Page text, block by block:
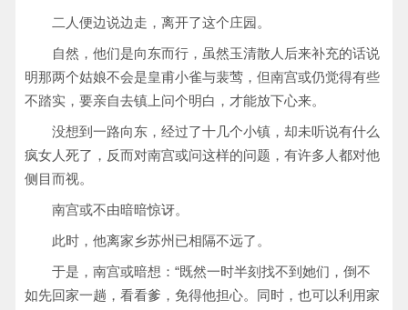
二人便边说边走，离开了这个庄园。
自然，他们是向东而行，虽然玉清散人后来补充的话说
明那两个姑娘不会是皇甫小雀与裴莺，但南宫或仍觉得有些
不踏实，要亲自去镇上问个明白，才能放下心来。
没想到一路向东，经过了十几个小镇，却未听说有什么
疯女人死了，反而对南宫或问这样的问题，有许多人都对他
侧目而视。
南宫或不由暗暗惊讶。
此时，他离家乡苏州已相隔不远了。
于是，南宫或暗想：“既然一时半刻找不到她们，倒不
如先回家一趟，看看爹，免得他担心。同时，也可以利用家